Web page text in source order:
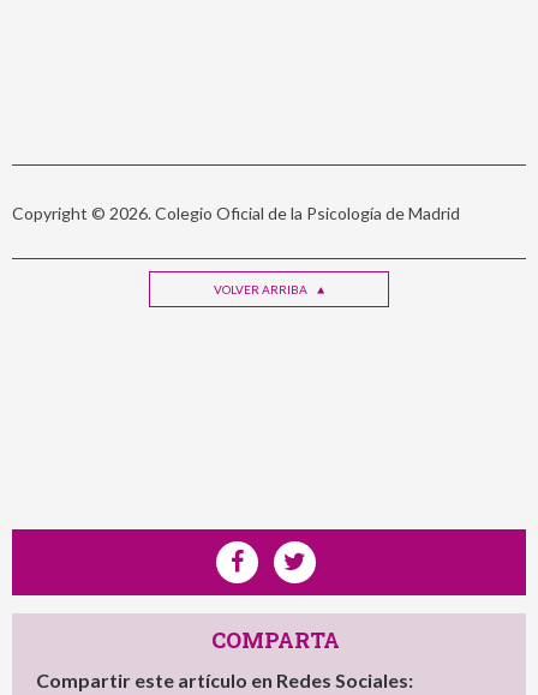
Copyright © 2026. Colegio Oficial de la Psicología de Madrid
VOLVER ARRIBA
COMPARTA
Compartir este artículo en Redes Sociales: